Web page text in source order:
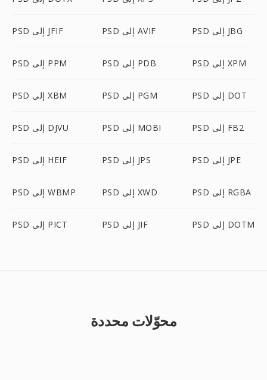
PSD إلى JFIF PSD إلى AVIF PSD إلى JBG
PSD إلى PPM PSD إلى PDB PSD إلى XPM
PSD إلى XBM PSD إلى PGM PSD إلى DOT
PSD إلى DJVU PSD إلى MOBI PSD إلى FB2
PSD إلى HEIF PSD إلى JPS PSD إلى JPE
PSD إلى WBMP PSD إلى XWD PSD إلى RGBA
PSD إلى PICT PSD إلى JIF PSD إلى DOTM
محوّلات محددة